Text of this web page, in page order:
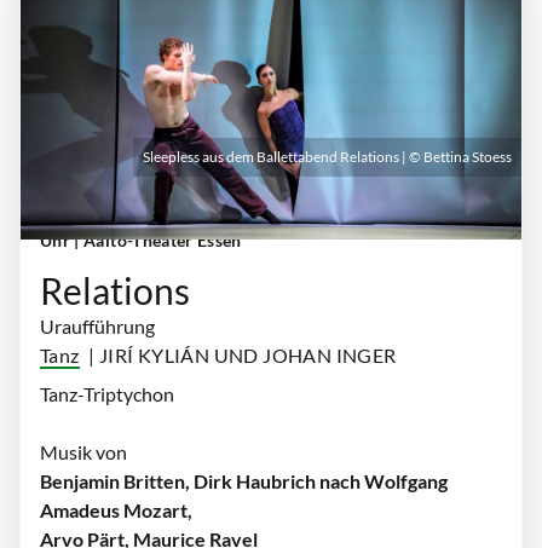
Freitag, 09. Oktober 2026 | 19:30 Uhr - 21:30
Uhr| Aalto-Theater Essen
Relations
Uraufführung
Tanz | JIRÍ KYLIÁN UND JOHAN INGER
Tanz-Triptychon
Musik von
Benjamin Britten, Dirk Haubrich nach Wolfgang
Amadeus Mozart,
Arvo Pärt, Maurice Ravel
Sleepless aus dem Ballettabend Relations | © Bettina Stoess